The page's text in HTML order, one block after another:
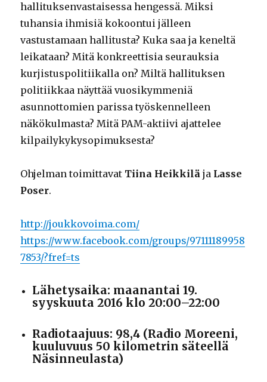
hallituksenvastaisessa hengessä. Miksi
tuhansia ihmisiä kokoontui jälleen
vastustamaan hallitusta? Kuka saa ja keneltä
leikataan? Mitä konkreettisia seurauksia
kurjistuspolitiikalla on? Miltä hallituksen
politiikkaa näyttää vuosikymmeniä
asunnottomien parissa työskennelleen
näkökulmasta? Mitä PAM-aktiivi ajattelee
kilpailykykysopimuksesta?
Ohjelman toimittavat Tiina Heikkilä ja Lasse
Poser.
http://joukkovoima.com/
https://www.facebook.com/groups/97111189958
7853/?fref=ts
Lähetysaika: maanantai 19.
syyskuuta 2016 klo 20:00–22:00
Radiotaajuus: 98,4 (Radio Moreeni,
kuuluvuus 50 kilometrin säteellä
Näsinneulasta)